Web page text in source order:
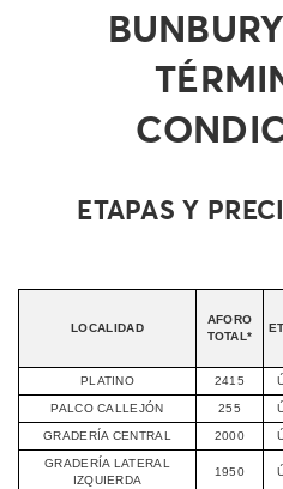
ETAPAS Y
LOCALIDAD
AFORO
TOTAL*
PLATINO 2415
PALCO CALLEJÓN 255
GRADERÍA CENTRAL 2000
GRADERÍA LATERAL
IZQUIERDA
1950